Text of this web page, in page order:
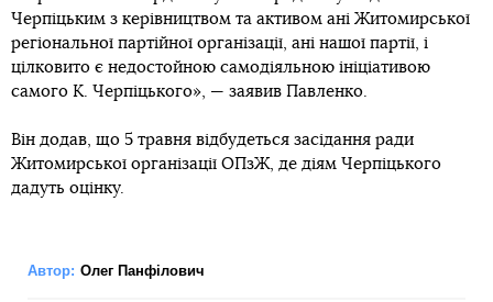
Черпіцьким з керівництвом та активом ані Житомирської
регіональної партійної організації, ані нашої партії, і
цілковито є недостойною самодіяльною ініціативою
самого К. Черпіцького», — заявив Павленко.
Він додав, що 5 травня відбудеться засідання ради
Житомирської організації ОПзЖ, де діям Черпіцького
дадуть оцінку.
Автор: Олег Панфілович